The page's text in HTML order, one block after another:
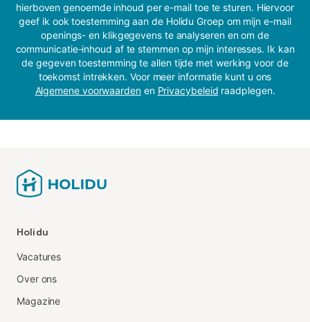
hierboven genoemde inhoud per e-mail toe te sturen. Hiervoor
geef ik ook toestemming aan de Holidu Groep om mijn e-mail
openings- en klikgegevens te analyseren en om de
communicatie-inhoud af te stemmen op mijn interesses. Ik kan
de gegeven toestemming te allen tijde met werking voor de
toekomst intrekken. Voor meer informatie kunt u ons
Algemene voorwaardenen Privacybeleid raadplegen.
Holidu
Vacatures
Over ons
Magazine